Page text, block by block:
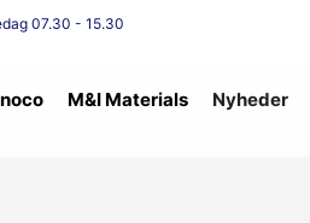
07.30 - 15.30
M&I Materials Nyheder